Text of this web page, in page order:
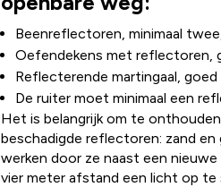
Beenreflectoren, minimaal
Oefendekens met reflectoren,
Reflecterende martingaal,
De ruiter moet minimaal een
Het is belangrijk om te
beschadigde reflectoren: zand
werken door ze naast een
vier meter afstand een licht op te